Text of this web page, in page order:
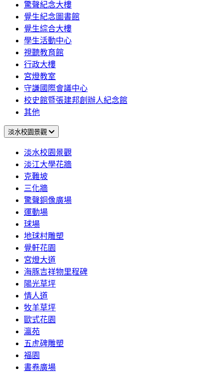
驚聲紀念大樓
覺生紀念圖書館
覺生綜合大樓
學生活動中心
視聽教育館
行政大樓
宮燈教室
守謙國際會議中心
校史館暨張建邦創辦人紀念館
其他
淡水校園景觀
淡水校園景觀
淡江大學花牆
克難坡
三化牆
驚聲銅像廣場
運動場
球場
地球村雕塑
覺軒花園
宮燈大道
海豚吉祥物里程碑
陽光草坪
情人道
牧羊草坪
歐式花園
瀛苑
五虎碑雕塑
福園
書卷廣場